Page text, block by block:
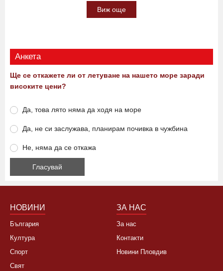
Виж още
Анкета
Ще се откажете ли от летуване на нашето море заради
високите цени?
Да, това лято няма да ходя на море
Да, не си заслужава, планирам почивка в чужбина
Не, няма да се откажа
НОВИНИ
България
Култура
Спорт
Свят
ЗА НАС
За нас
Контакти
Новини Пловдив